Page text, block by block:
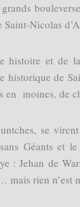
Nicolas
histoire et de
historique de
en moines, de
se
Géants et
: Jehan de
mais rien n’est